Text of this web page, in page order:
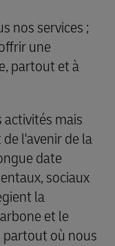
nos services ;
une
partout et à
mais
l'avenir de la
date
sociaux
la
et le
où nous